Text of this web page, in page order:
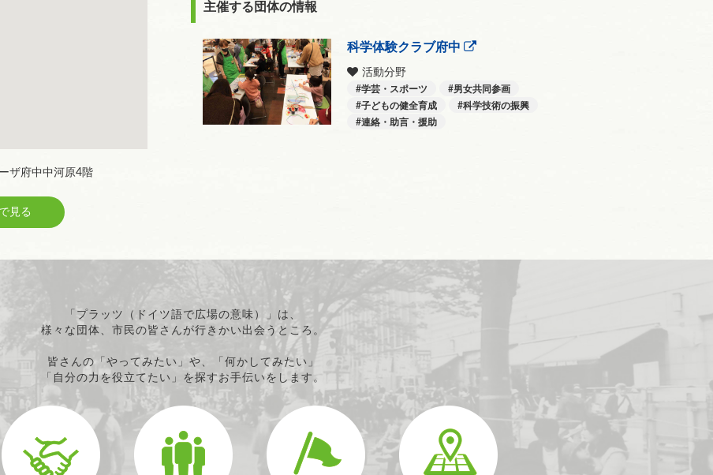
ザ府中中河原4階
見る
主催する団体の情報
科学体験クラブ府中
活動分野
学芸・スポーツ
男女共同参画
子どもの健全育成
科学技術の振興
連絡・助言・援助
「プラッツ（ドイツ語で広場の意味）」は、
様々な団体、市民の皆さんが行きかい出会うところ。
皆さんの「やってみたい」や、「何かしてみたい」
「自分の力を役立てたい」を探すお手伝いをします。